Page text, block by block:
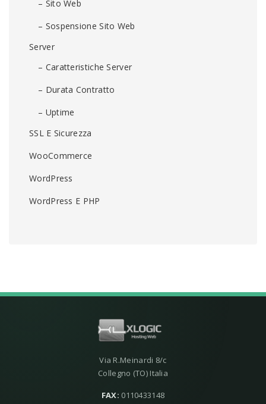
– Sito Web
– Sospensione Sito Web
Server
– Caratteristiche Server
– Durata Contratto
– Uptime
SSL E Sicurezza
WooCommerce
WordPress
WordPress E PHP
Via R.Meinardi 8/c
Collegno (TO) Italia
FAX: 0110433148